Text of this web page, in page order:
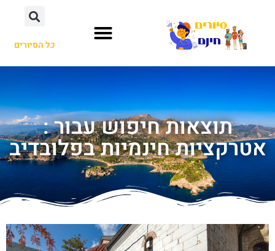
כל הסיורים
תוצאות חיפוש עבור :
אטרקציות חינמיות בפלובדיב